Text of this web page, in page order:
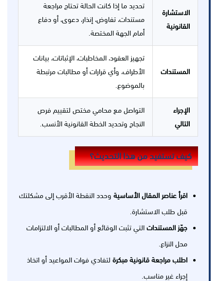
الاستشارة
القانونية
تحديد ما إذا كانت الحالة تحتاج مراجعة
مستندات، تفاوض، إنذار، دعوى، أو دفاع
أمام الجهة المختصة.
المستندات
تجهيز العقود، المخاطبات، الإثباتات، بيانات
الأطراف، وأي قرارات أو مطالبات مرتبطة
بالموضوع.
الإجراء
التالي
التواصل مع محامي مختص لتقييم فرص
النجاح وتحديد الخطة القانونية الأنسب.
كيف تستفيد من هذا التحديث؟
اقرأ عناصر المقال الأساسية وحدد النقطة الأقرب إلى مشكلتك
قبل طلب الاستشارة.
جهّز المستنداتالتي تثبت الوقائع أو المطالبات أو الالتزامات
محل النزاع.
اطلب مراجعة قانونية مبكرة لتفادي فوات المواعيد أو اتخاذ
إجراء غير مناسب.